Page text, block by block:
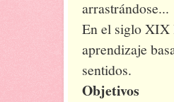
arrastrándose...
En el siglo XIX
aprendizaje
sentidos.
Objetivos